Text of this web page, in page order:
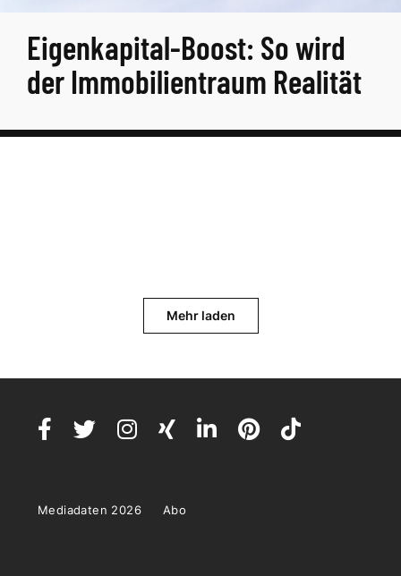
Eigenkapital-Boost: So wird
der Immobilientraum Realität
Mehr laden
Mediadaten 2026 Abo